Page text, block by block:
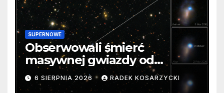
SUPERNOWE
Obserwowali śmierć
masywnej gwiazdy od
samego początku. Niezwykle
cenne dane
6 SIERPNIA 2026 RADEK KOSARZYCKI